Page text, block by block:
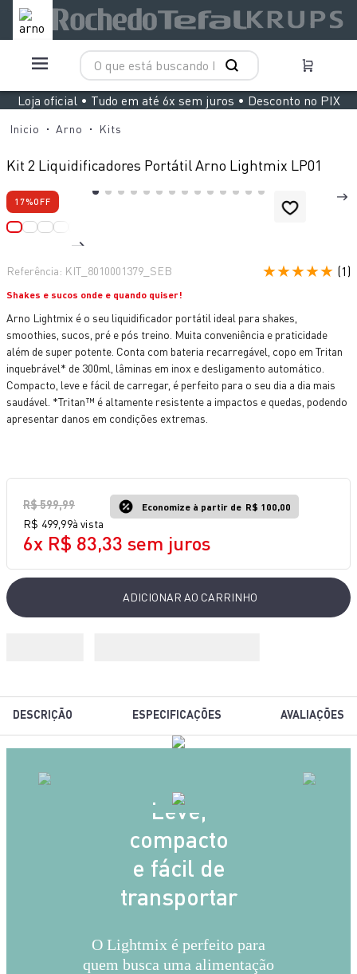
O que está buscando hoje?
Loja oficial • Tudo em até 6x sem juros • Desconto no PIX
Arno Kits
Kit 2 Liquidificadores Portátil Arno Lightmix LP01
17%OFF
Referência: KIT_8010001379_SEB ★★★★★ (1 )
Shakes e sucos onde e quando quiser!
Arno Lightmix é o seu liquidificador portátil ideal para shakes,
smoothies, sucos, pré e pós treino. Muita conveniência e praticidade
além de super potente. Conta com bateria recarregável, copo em Tritan
inquebrável* de 300ml, lâminas em inox e desligamento automático.
Compacto, leve e fácil de carregar, é perfeito para o seu dia a dia mais
saudável. *Tritan™ é altamente resistente a impactos e quedas, podendo
apresentar danos em condições extremas.
R$599,99 Economize à partir de R$ 100,00
R$ 499 99à vista
6x R$ 83,33 sem juros
ADICIONAR AO CARRINHO
DESCRIÇÃO ESPECIFICAÇÕES AVALIAÇÕES
Leve,
compacto
e fácil de
transportar
O Lightmix é perfeito para
quem busca uma alimentação
TERMOS MAIS BUSCADOS
7
jogo panelas rochedo stone pro
8º
vaporizador pure pop
9
clipso vermelha
10º lightmix